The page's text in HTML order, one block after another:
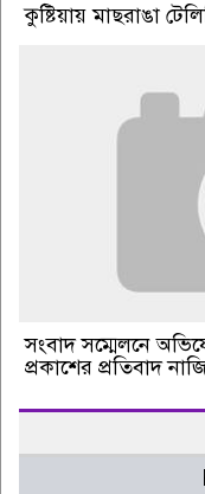
কুষ্টিয়ায় মাছরাঙা
সংবাদ সম্মেলনে
প্রকাশের প্রতিবাদ